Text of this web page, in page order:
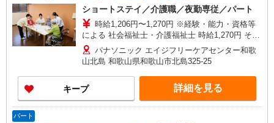
ショートステイ／介護職／夜勤専従／パート
時給1,206円〜1,270円 ※経験・能力・資格等
による 社会福祉士・介護福祉士 時給1,270円 その
他資格 時給1,206円 ※一律処遇改善加算含む 〇時
間外勤務手当 〇土日祝勤務手当 〇夜勤手当 〇無
事故無違反表彰金 〇年末年始勤務手当
パナソニック エイジフリーケアセンター和歌
山北島 和歌山県和歌山市北島325-25
キープ 詳細を見る
パート